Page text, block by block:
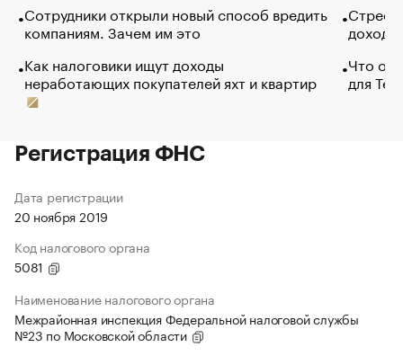
Сотрудники открыли новый способ вредить
компаниям. Зачем им это
Как налоговики ищут доходы
неработающих покупателей яхт и квартир
Что
для
Регистрация ФНС
Дата регистрации
20 ноября 2019
Код налогового органа
5081
Наименование налогового органа
Межрайонная инспекция Федеральной налоговой службы
№23 по Московской области